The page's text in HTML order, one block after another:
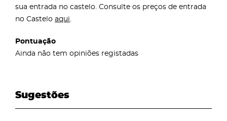
sua entrada no castelo. Consulte os preços de entrada
no Castelo aqui.
Pontuação
Ainda não tem opiniões registadas
Sugestões